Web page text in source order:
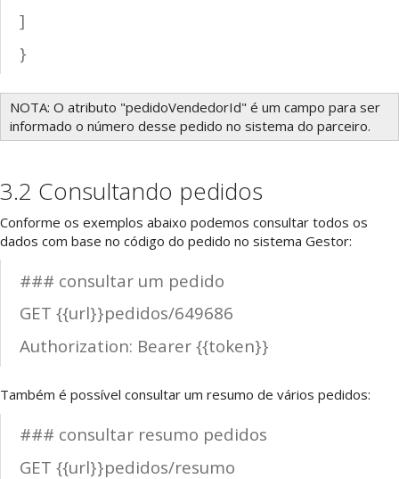
]
}
NOTA: O atributo "pedidoVendedorId" é um campo para ser
informado o número desse pedido no sistema do parceiro.
3.2 Consultando pedidos
Conforme os exemplos abaixo podemos consultar todos os
dados com base no código do pedido no sistema Gestor:
### consultar um pedido
GET {{url}}pedidos/649686
Authorization: Bearer {{token}}
Também é possível consultar um resumo de vários pedidos:
### consultar resumo pedidos
GET {{url}}pedidos/resumo